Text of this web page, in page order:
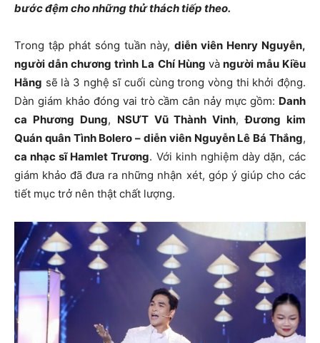
bước đệm cho những thử thách tiếp theo.
Trong tập phát sóng tuần này,diễn viên Henry Nguyễn,
người dẫn chương trình La Chí Hùng vàngười mẫu Kiều
Hằng sẽ là 3 nghệ sĩ cuối cùng trong vòng thi khởi động.
Dàn giám khảo đóng vai trò cầm cân nảy mực gồm: Danh
ca Phương Dung, NSƯT Vũ Thành Vinh,Đương kim
Quán quân Tình Bolero – diễn viên Nguyễn Lê Bá Thắng,
ca nhạc sĩ Hamlet Trương. Với kinh nghiệm dày dặn, các
giám khảo đã đưa ra những nhận xét, góp ý giúp cho các
tiết mục trở nên thật chất lượng.